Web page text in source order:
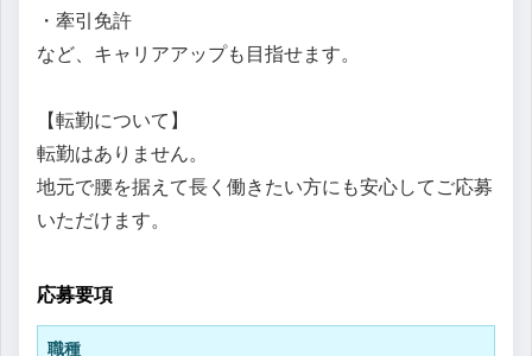
・牽引免許
など、キャリアアップも目指せます。
【転勤について】
転勤はありません。
地元で腰を据えて長く働きたい方にも安心してご応募
いただけます。
応募要項
職種